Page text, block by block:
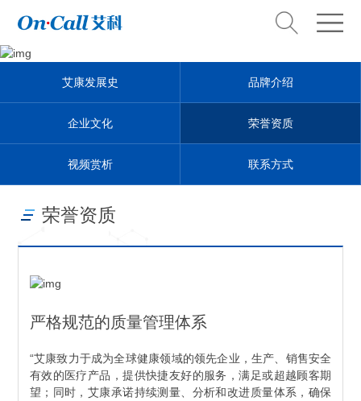
About us
关于我们
艾康发展史 品牌介绍
企业文化 荣誉资质
视频赏析 联系方式
荣誉资质
严格规范的质量管理体系
“艾康致力于成为全球健康领域的领先企业，生产、销售安全
有效的医疗产品，提供快捷友好的服务，满足或超越顾客期
望；同时，艾康承诺持续测量、分析和改进质量体系，确保